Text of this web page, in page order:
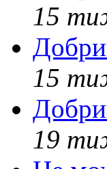
15
15
19